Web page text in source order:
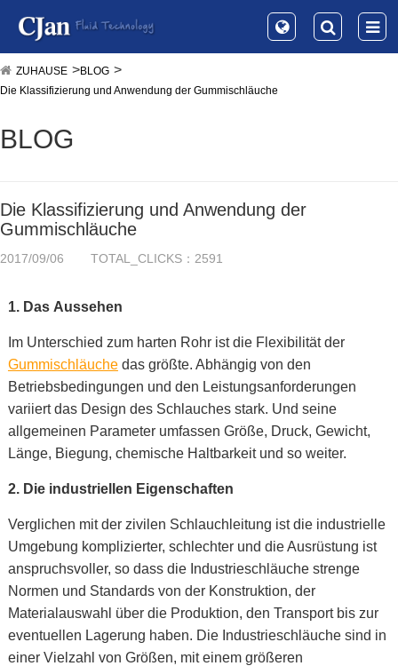
ZUHAUSE
BLOG
Die Klassifizierung und Anwendung der Gummischläuche
BLOG
Die Klassifizierung und Anwendung der
Gummischläuche
2017/09/06 TOTAL_CLICKS：2591
1. Das Aussehen
Im Unterschied zum harten Rohr ist die Flexibilität der
Gummischläuchedas größte. Abhängig von den
Betriebsbedingungen und den Leistungsanforderungen
variiert das Design des Schlauches stark. Und seine
allgemeinen Parameter umfassen Größe, Druck, Gewicht,
Länge, Biegung, chemische Haltbarkeit und so weiter.
2. Die industriellen Eigenschaften
Verglichen mit der zivilen Schlauchleitung ist die industrielle
Umgebung komplizierter, schlechter und die Ausrüstung ist
anspruchsvoller, so dass die Industrieschläuche strenge
Normen und Standards von der Konstruktion, der
Materialauswahl über die Produktion, den Transport bis zur
eventuellen Lagerung haben. Die Industrieschläuche sind in
einer Vielzahl von Größen, mit einem größeren